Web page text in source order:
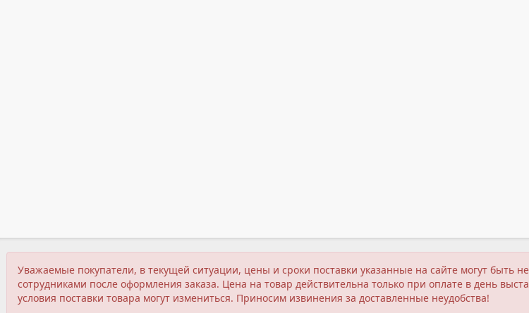
Уважаемые покупатели, в текущей ситуации, цены и сроки поставки указанные на сайте могут быть
сотрудниками после оформления заказа. Цена на товар действительна только при оплате в день
условия поставки товара могут измениться. Приносим извинения за доставленные неудобства!